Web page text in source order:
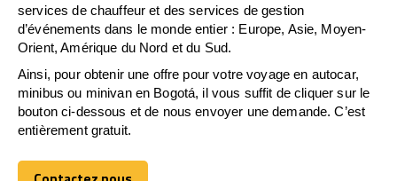
services de chauffeur et des services de gestion
d’événements dans le monde entier : Europe, Asie, Moyen-
Orient, Amérique du Nord et du Sud.
Ainsi, pour obtenir une offre pour votre voyage en autocar,
minibus ou minivan en Bogotá, il vous suffit de cliquer sur le
bouton ci-dessous et de nous envoyer une demande. C’est
entièrement gratuit.